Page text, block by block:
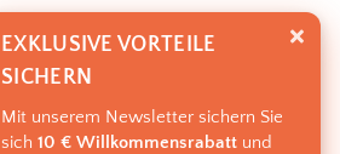
EXKLUSIVE VORTEILE
SICHERN
Mit unserem Newsletter sichern Sie
sich 10 € Willkommensrabatt und